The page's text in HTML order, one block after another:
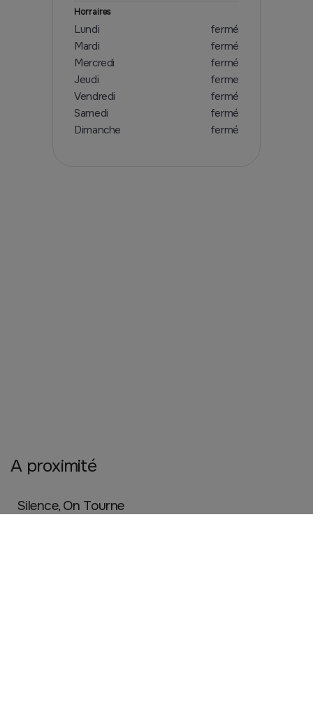
Horraires
Lundi
fermé
Mardi
fermé
Mercredi
fermé
Jeudi
ferme
Vendredi
fermé
Samedi
fermé
Dimanche
fermé
A proximité
Silence, On Tourne